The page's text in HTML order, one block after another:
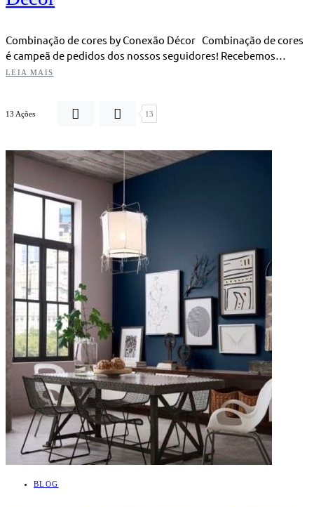
Combinação de cores by Conexão Décor Combinação de cores
é campeã de pedidos dos nossos seguidores! Recebemos…
LEIA MAIS
13 Ações 13
BLOG